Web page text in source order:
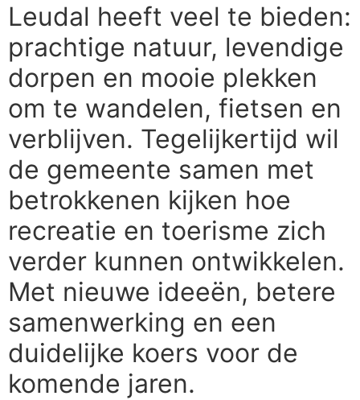
Leudal heeft veel te bieden:
prachtige natuur, levendige
dorpen en mooie plekken
om te wandelen, fietsen en
verblijven. Tegelijkertijd wil
de gemeente samen met
betrokkenen kijken hoe
recreatie en toerisme zich
verder kunnen ontwikkelen.
Met nieuwe ideeën, betere
samenwerking en een
duidelijke koers voor de
komende jaren.